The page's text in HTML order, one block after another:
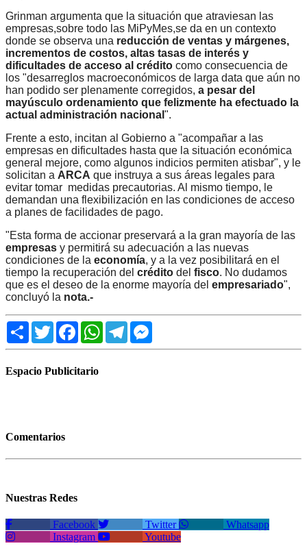
Grinman argumenta que la situación que atraviesan las
empresas,sobre todo las MiPyMes,se da en un contexto
donde se observa una reducción de ventas y márgenes,
incrementos de costos, altas tasas de interés y
dificultades de acceso al crédito como consecuencia de
los "desarreglos macroeconómicos de larga data que aún no
han podido ser plenamente corregidos, a pesar del
mayúsculo ordenamiento que felizmente ha efectuado la
actual administración nacional ".
Frente a esto, incitan al Gobierno a "acompañar a las
empresas en dificultades hasta que la situación económica
general mejore, como algunos indicios permiten atisbar", y le
solicitan a ARCA que instruya a sus áreas legales para
evitar tomar medidas precautorias. Al mismo tiempo, le
demandan una flexibilización en las condiciones de acceso
a planes de facilidades de pago.
"Esta forma de accionar preservará a la gran mayoría de las
empresas y permitirá su adecuación a las nuevas
condiciones de la economía, y a la vez posibilitará en el
tiempo la recuperación del crédito del fisco. No dudamos
que es el deseo de la enorme mayoría del empresariado",
concluyó la nota.-
Share TwitterFacebookWhatsApp
Telegram
Espacio Publicitario
Comentarios
Nuestras Redes
Facebook Twitter
Whatsapp
Instagram
Youtube